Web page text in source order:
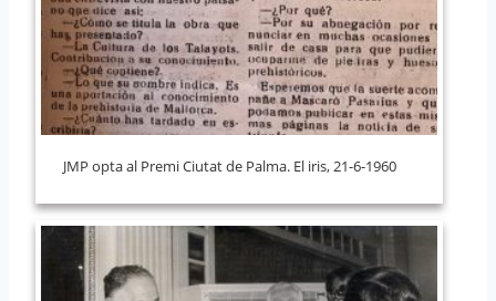
JMP opta al Premi Ciutat de Palma. El iris, 21-6-1960